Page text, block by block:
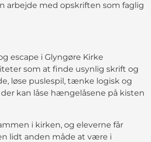
arbejde med opskriften som faglig
escape i Glyngøre Kirke
som at finde usynlig skrift og
løse puslespil, tænke logisk og
kan låse hængelåsene på kisten
i kirken, og eleverne får
lidt anden måde at være i